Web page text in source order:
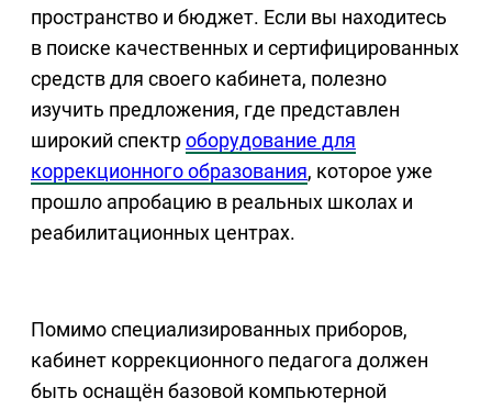
пространство и бюджет. Если вы находитесь
в поиске качественных и сертифицированных
средств для своего кабинета, полезно
изучить предложения, где представлен
широкий спектроборудование для
коррекционного образования, которое уже
прошло апробацию в реальных школах и
реабилитационных центрах.
Помимо специализированных приборов,
кабинет коррекционного педагога должен
быть оснащён базовой компьютерной